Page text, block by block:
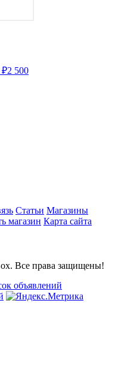
₽2 500
Статьи Магазины
магазин Карта сайта
Все права защищены!